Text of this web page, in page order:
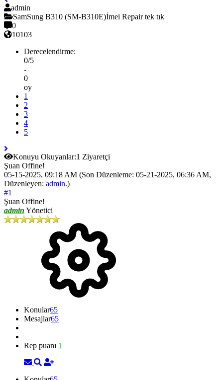
admin
SamSung B310 (SM-B310E)İmei Repair tek tık
0
10103
Derecelendirme:
0/5
-
0
oy
1
2
3
4
5
Konuyu Okuyanlar:1 Ziyaretçi
Şuan Offine!
05-15-2025, 09:18 AM (Son Düzenleme: 05-21-2025, 06:36 AM,
Düzenleyen: admin.)
#1
Şuan Offine!
admin Yönetici
Konular65
Mesajlar65
Rep puanı 1